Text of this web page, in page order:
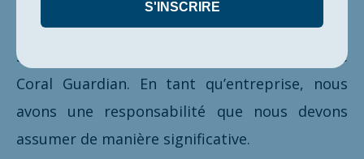
statut menacé des récifs coralliens et
soutenant leur préservation avec l’aide de
Coral Guardian. En tant qu’entreprise, nous
avons une responsabilité que nous devons
assumer de manière significative.